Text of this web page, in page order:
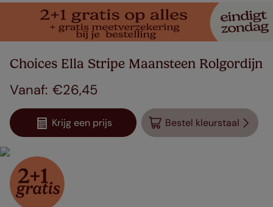
Choices Ella Stripe Maansteen Rolgordijn
€26,45
Krijg een prijs Bestel kleurstaal